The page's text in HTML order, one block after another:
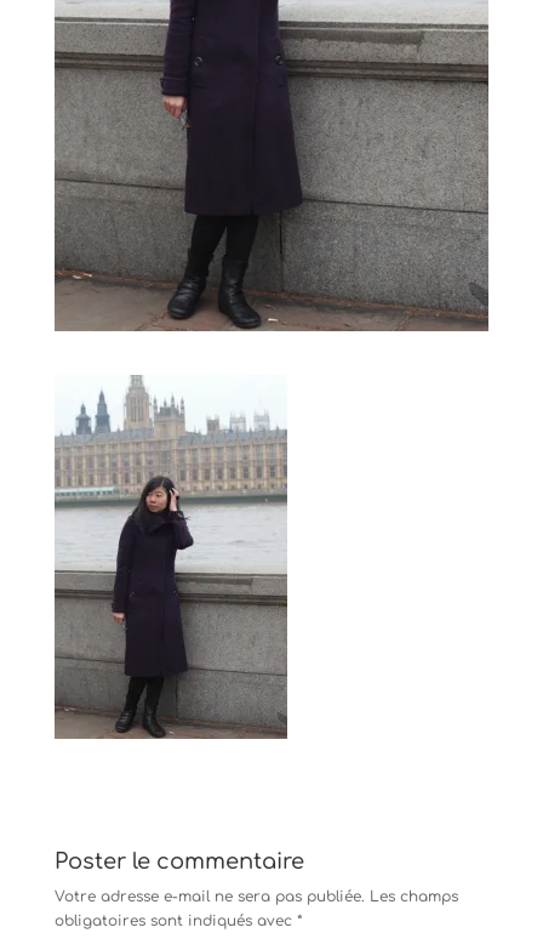
Poster le commentaire
Votre adresse e-mail ne sera pas publiée. Les champs
obligatoires sont indiqués avec *